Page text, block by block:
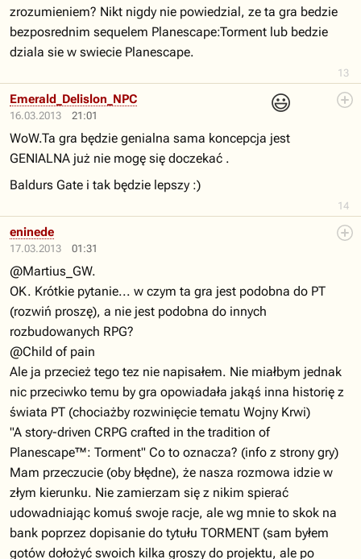
13
zrozumieniem? Nikt nigdy nie powiedzial, ze ta gra bedzie
bezposrednim sequelem Planescape:Torment lub bedzie
dziala sie w swiecie Planescape.
16.03.2013 21:01
😃
14
Emerald_Delislon_NPC
WoW.Ta gra będzie genialna sama koncepcja jest
GENIALNA już nie mogę się doczekać .
Baldurs Gate i tak będzie lepszy :)
17.03.2013 01:31
eninede
@Martius_GW.
OK. Krótkie pytanie... w czym ta gra jest podobna do PT
(rozwiń proszę), a nie jest podobna do innych
rozbudowanych RPG?
@Child of pain
Ale ja przecież tego tez nie napisałem. Nie miałbym jednak
nic przeciwko temu by gra opowiadała jakąś inna historię z
świata PT (chociażby rozwinięcie tematu Wojny Krwi)
"A story-driven CRPG crafted in the tradition of
Planescape™: Torment" Co to oznacza? (info z strony gry)
Mam przeczucie (oby błędne), że nasza rozmowa idzie w
złym kierunku. Nie zamierzam się z nikim spierać
udowadniając komuś swoje racje, ale wg mnie to skok na
bank poprzez dopisanie do tytułu TORMENT (sam byłem
gotów dołożyć swoich kilka groszy do projektu, ale po